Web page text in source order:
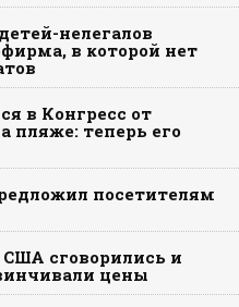
нелегалов
в которой нет
в Конгресс от
пляже: теперь его
посетителям
сговорились и
цены